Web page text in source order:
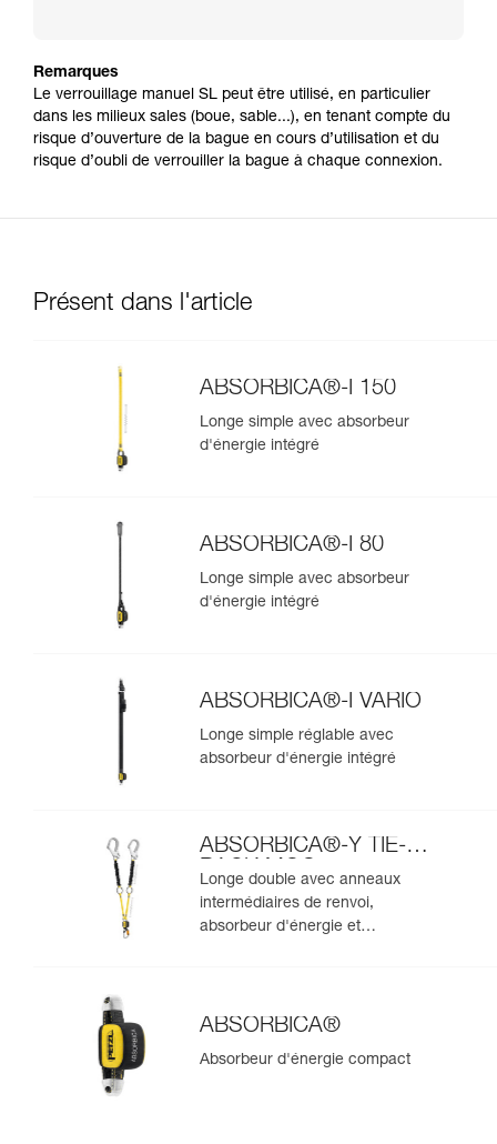
Remarques
Le verrouillage manuel SL peut être utilisé, en particulier
dans les milieux sales (boue, sable...), en tenant compte du
risque d’ouverture de la bague en cours d’utilisation et du
risque d’oubli de verrouiller la bague à chaque connexion.
Présent dans l'article
ABSORBICA®-I 150
Longe simple avec absorbeur
d'énergie intégré
ABSORBICA®-I 80
Longe simple avec absorbeur
d'énergie intégré
ABSORBICA®-I VARIO
Longe simple réglable avec
absorbeur d'énergie intégré
ABSORBICA®-Y TIE-
BACK MGO
Longe double avec anneaux
intermédiaires de renvoi,
absorbeur d'énergie et
ABSORBICA®
Absorbeur d'énergie compact